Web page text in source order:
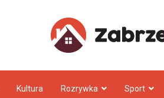
Kultura Rozrywka Sport